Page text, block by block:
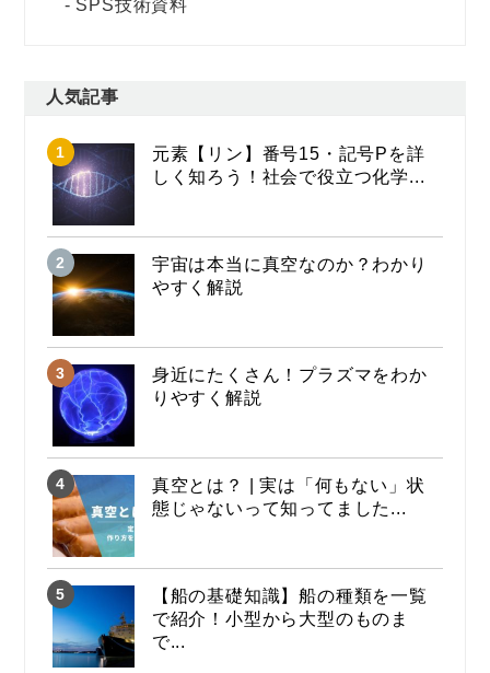
SPS技術資料
人気記事
元素【リン】番号15・記号Pを詳
しく知ろう！社会で役立つ化学...
宇宙は本当に真空なのか？わかり
やすく解説
身近にたくさん！プラズマをわか
りやすく解説
真空とは？ | 実は「何もない」状
態じゃないって知ってました...
【船の基礎知識】船の種類を一覧
で紹介！小型から大型のものま
で...